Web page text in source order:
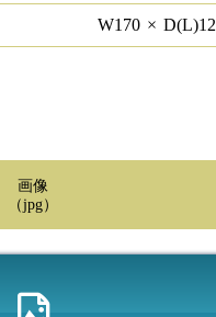
W170 × D(L)
画像
（jpg）